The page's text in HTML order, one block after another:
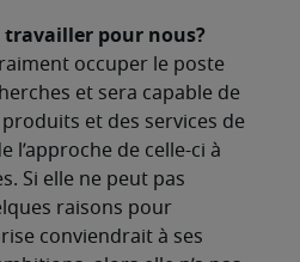
travailler pour nous?
occuper le poste
et sera capable de
et des services de
l’approche de celle-ci à
Si elle ne peut pas
raisons pour
conviendrait à ses